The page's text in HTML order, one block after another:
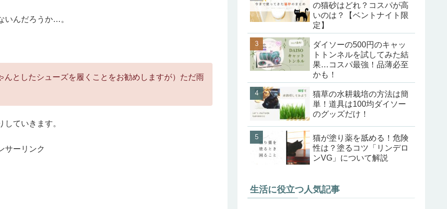
いんだろうか…。
んとしたシューズを履くことをお勧めしますが）ただ雨
ていきます。
サーリンク
の猫砂はどれ？コスパが高
いのは？【ベントナイト限
定】
ダイソーの500円のキャッ
トトンネルを試してみた結
果…コスパ最強！品薄必至
かも！
猫草の水耕栽培の方法は簡
単！道具は100均ダイソー
のグッズだけ！
猫が塗り薬を舐める！危険
性は？塗るコツ「リンデロ
ンVG」について解説
生活に役立つ人気記事